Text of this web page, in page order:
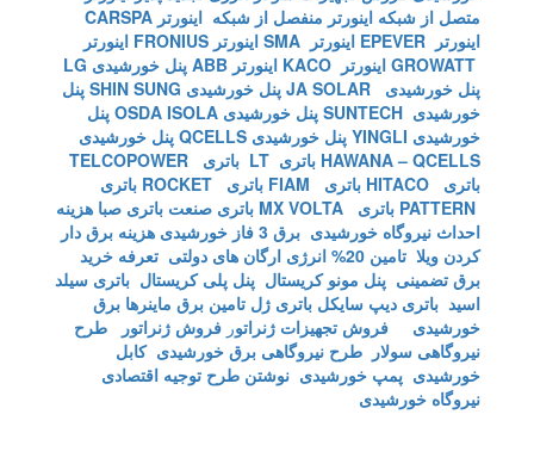
متصل از شبکه اینورتر منفصل از شبکه اینورتر CARSPA
اینورتر EPEVER
اینورتر SMA اینورتر FRONIUS
اینورتر
اینورتر KACO اینورتر ABB
پنل خورشیدی LG
پنل خورشیدی JA SOLAR
پنل خورشیدی SHIN SUNG
پنل
خورشیدی SUNTECH
پنل خورشیدی OSDA ISOLA
پنل
خورشیدی YINGLI
پنل خورشیدی QCELLS
پنل خورشیدی
HAWANA – QCELLS باتری LT
باتری TELCOPOWER
باتری HITACO
باتری FIAM باتری ROCKET
باتری
باتری MX VOLTA باتری صنعت باتری صبا هزینه
احداث نیروگاه خورشیدی برق 3 فاز خورشیدی
هزینه برق دار
کردن ویلا تامین 20% انرژی ارگان های دولتی
تعرفه خرید
برق تضمینی پنل مونو کریستال پنل پلی کریستال باتری سیلد
اسید باتری دیپ سایکل باتری ژل تامین برق ماینرها برق
خورشیدی
فروش تجهیزات ژنراتور فروش ژنراتور
طرح
نیروگاهی سولار طرح نیروگاهی برق خورشیدی کابل
خورشیدی پمپ خورشیدی نوشتن طرح توجیه اقتصادی
نیروگاه خورشیدی